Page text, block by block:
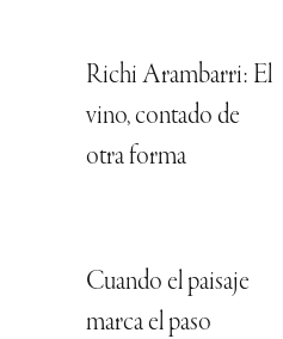
Richi Arambarri: El
vino, contado de
otra forma
Cuando el paisaje
marca el paso